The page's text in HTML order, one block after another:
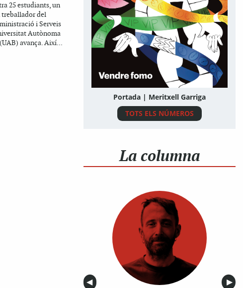
25 estudiants, un
del
i Serveis
Autònoma
avança. Així...
Portada | Meritxell Garriga
TOTS ELS NÚMEROS
La columna
Anterior
◀︎ ▶︎